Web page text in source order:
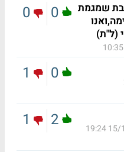
שמגמת
(ל"ת)
0
0
0
1
15/
2
1